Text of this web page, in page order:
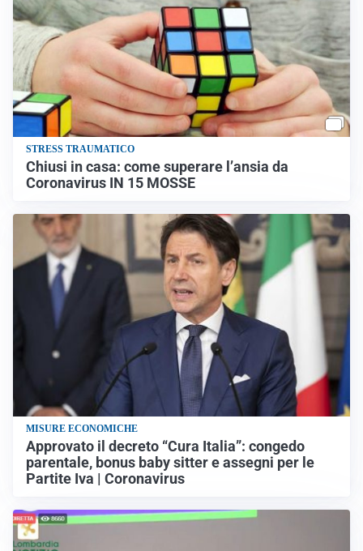
STRESS TRAUMATICO
Chiusi in casa: come superare l’ansia da
Coronavirus IN 15 MOSSE
MISURE ECONOMICHE
Approvato il decreto “Cura Italia”: congedo
parentale, bonus baby sitter e assegni per le
Partite Iva | Coronavirus